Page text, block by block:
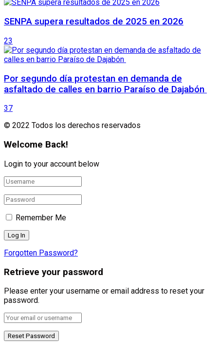
SENPA supera resultados de 2025 en 2026
23
Por segundo día protestan en demanda de
asfaltado de calles en barrio Paraíso de Dajabón
37
© 2022 Todos los derechos reservados
Welcome Back!
Login to your account below
Remember Me
Forgotten Password?
Retrieve your password
Please enter your username or email address to reset your
password.